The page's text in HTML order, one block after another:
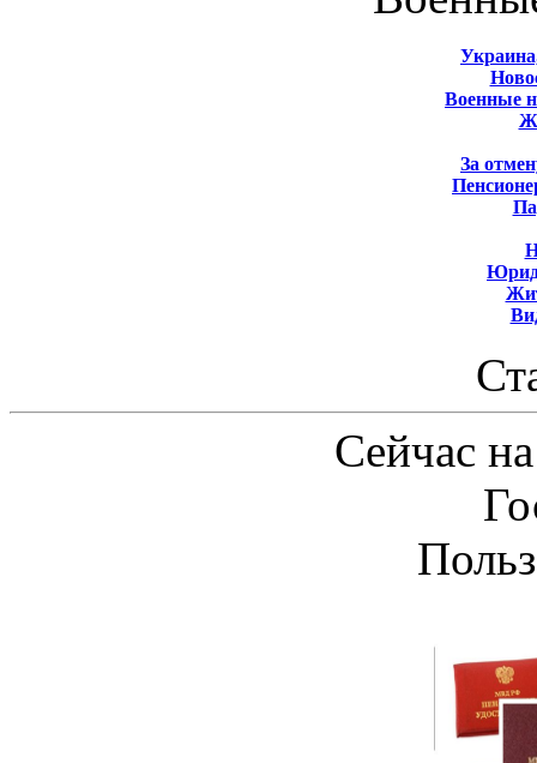
Военные
За
Сейчас